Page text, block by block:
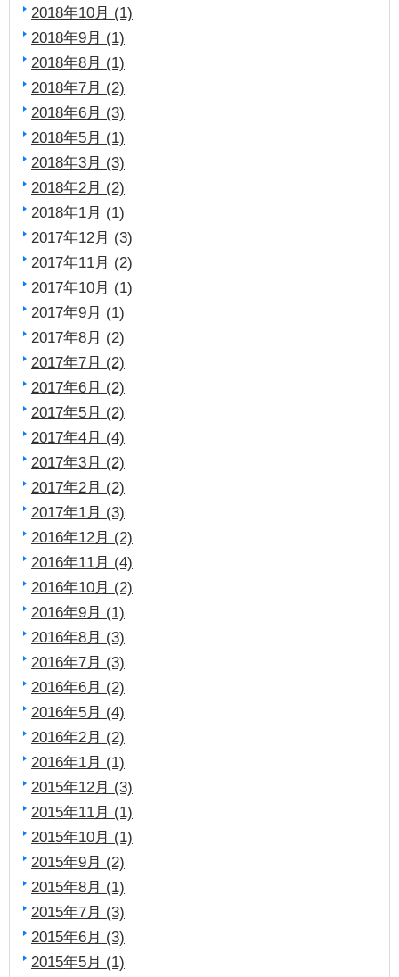
2018年10月 (1)
2018年9月 (1)
2018年8月 (1)
2018年7月 (2)
2018年6月 (3)
2018年5月 (1)
2018年3月 (3)
2018年2月 (2)
2018年1月 (1)
2017年12月 (3)
2017年11月 (2)
2017年10月 (1)
2017年9月 (1)
2017年8月 (2)
2017年7月 (2)
2017年6月 (2)
2017年5月 (2)
2017年4月 (4)
2017年3月 (2)
2017年2月 (2)
2017年1月 (3)
2016年12月 (2)
2016年11月 (4)
2016年10月 (2)
2016年9月 (1)
2016年8月 (3)
2016年7月 (3)
2016年6月 (2)
2016年5月 (4)
2016年2月 (2)
2016年1月 (1)
2015年12月 (3)
2015年11月 (1)
2015年10月 (1)
2015年9月 (2)
2015年8月 (1)
2015年7月 (3)
2015年6月 (3)
2015年5月 (1)